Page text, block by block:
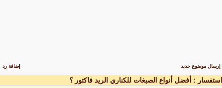
إرسال موضوع جديد إضافة رد
: أفضل أنواع الصبغات للكناري الريد فاكتور ؟